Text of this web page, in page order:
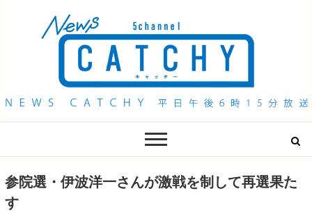
QAB NEWS Headline
参院選・伊波洋一さんが激戦を制して再選果た
す